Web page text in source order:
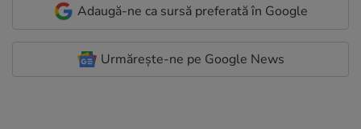
Adaugă-ne ca sursă preferată în Google
Urmărește-ne pe Google News